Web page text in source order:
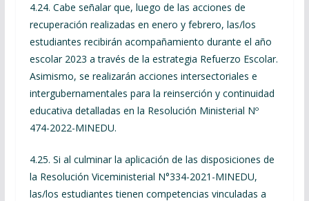
4.24. Cabe señalar que, luego de las acciones de
recuperación realizadas en enero y febrero, las/los
estudiantes recibirán acompañamiento durante el año
escolar 2023 a través de la estrategia Refuerzo Escolar.
Asimismo, se realizarán acciones intersectoriales e
intergubernamentales para la reinserción y continuidad
educativa detalladas en la Resolución Ministerial Nº
474-2022-MINEDU.
4.25. Si al culminar la aplicación de las disposiciones de
la Resolución Viceministerial N°334-2021-MINEDU,
las/los estudiantes tienen competencias vinculadas a